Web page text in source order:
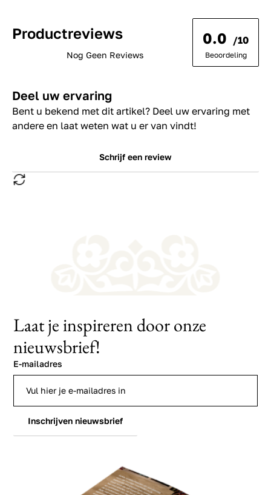
Productreviews
Nog Geen Reviews
0.0 /10
Beoordeling
Deel uw ervaring
Bent u bekend met dit artikel? Deel uw ervaring met
andere en laat weten wat u er van vindt!
Schrijf een review
Laat je inspireren door onze
nieuwsbrief!
E-mailadres
Inschrijven nieuwsbrief